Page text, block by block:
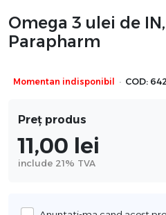
Omega 3 ulei de
Parapharm
Momentan indisponibil · COD:
Preț produs
11,00 lei
include 21% TVA